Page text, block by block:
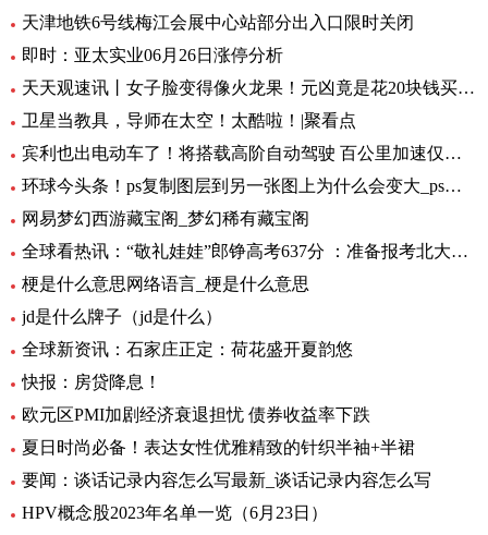
天津地铁6号线梅江会展中心站部分出入口限时关闭
即时：亚太实业06月26日涨停分析
天天观速讯丨女子脸变得像火龙果！元凶竟是花20块钱买的……
卫星当教具，导师在太空！太酷啦！|聚看点
宾利也出电动车了！将搭载高阶自动驾驶 百公里加速仅需1.5秒 全球要闻
环球今头条！ps复制图层到另一张图上为什么会变大_ps复制图层到另一张图
网易梦幻西游藏宝阁_梦幻稀有藏宝阁
全球看热讯：“敬礼娃娃”郎铮高考637分 ：准备报考北大，未来做公务员为人民服务
梗是什么意思网络语言_梗是什么意思
jd是什么牌子（jd是什么）
全球新资讯：石家庄正定：荷花盛开夏韵悠
快报：房贷降息！
欧元区PMI加剧经济衰退担忧 债券收益率下跌
夏日时尚必备！表达女性优雅精致的针织半袖+半裙
要闻：谈话记录内容怎么写最新_谈话记录内容怎么写
HPV概念股2023年名单一览（6月23日）